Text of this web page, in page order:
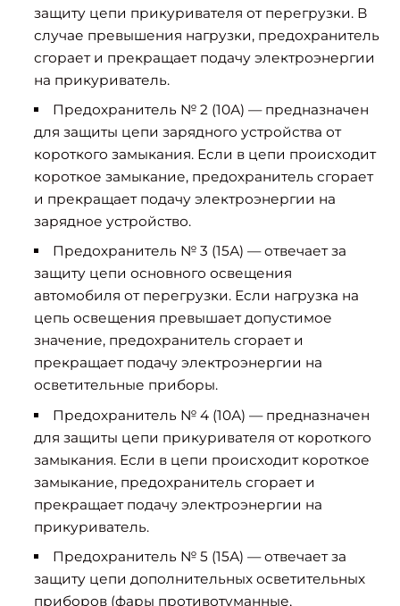
защиту цепи прикуривателя от перегрузки. В
случае превышения нагрузки, предохранитель
сгорает и прекращает подачу электроэнергии
на прикуриватель.
Предохранитель № 2 (10А) — предназначен
для защиты цепи зарядного устройства от
короткого замыкания. Если в цепи происходит
короткое замыкание, предохранитель сгорает
и прекращает подачу электроэнергии на
зарядное устройство.
Предохранитель № 3 (15А) — отвечает за
защиту цепи основного освещения
автомобиля от перегрузки. Если нагрузка на
цепь освещения превышает допустимое
значение, предохранитель сгорает и
прекращает подачу электроэнергии на
осветительные приборы.
Предохранитель № 4 (10А) — предназначен
для защиты цепи прикуривателя от короткого
замыкания. Если в цепи происходит короткое
замыкание, предохранитель сгорает и
прекращает подачу электроэнергии на
прикуриватель.
Предохранитель № 5 (15А) — отвечает за
защиту цепи дополнительных осветительных
приборов (фары противотуманные,